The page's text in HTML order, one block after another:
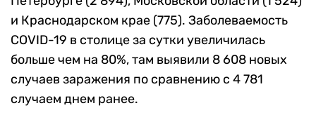
и Краснодарском крае (775). Заболеваемость
COVID-19 в столице за сутки увеличилась
больше чем на 80%, там выявили 8 608 новых
случаев заражения по сравнению с 4 781
случаем днем ранее.